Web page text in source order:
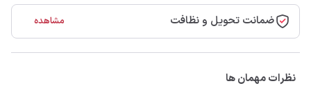
ضمانت تحویل و نظافت مشاهده
نظرات مهمان ها